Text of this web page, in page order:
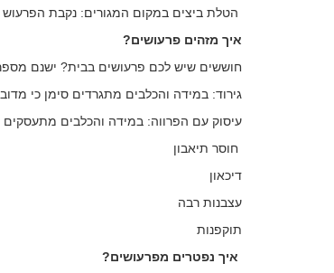
הטלת ביצים במקום המגורים: נקבת הפרעוש
איך מזהים פרעושים?
חוששים שיש לכם פרעושים בבית? ישנם מספר
גירוד: במידה והכלבים מתגרדים סימן כי
עיסוק עם הפרווה: במידה והכלבים מתעסקים
חוסר תיאבון
דיכאון
עצבנות רבה
תוקפנות
איך נפטרים מפרעושים?